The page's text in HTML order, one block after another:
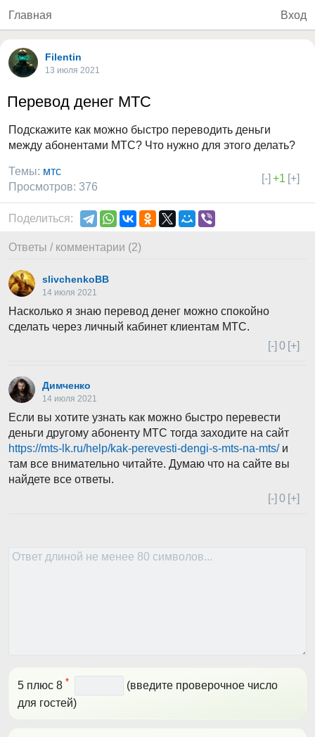
Главная Вход
Filentin
13 июля 2021
Перевод денег МТС
Подскажите как можно быстро переводить деньги
между абонентами МТС? Что нужно для этого делать?
[-] +1 [+]
Темы: мтс
Просмотров: 376
Поделиться:
Ответы / комментарии (2)
slivchenkoBB
14 июля 2021
Насколько я знаю перевод денег можно спокойно
сделать через личный кабинет клиентам МТС.
[-] 0 [+]
Димченко
14 июля 2021
Если вы хотите узнать как можно быстро перевести
деньги другому абоненту МТС тогда заходите на сайт
https://mts-lk.ru/help/kak-perevesti-dengi-s-mts-na-mts/и
там все внимательно читайте. Думаю что на сайте вы
найдете все ответы.
[-] 0 [+]
5 плюс 8 *
(введите проверочное число
для гостей)